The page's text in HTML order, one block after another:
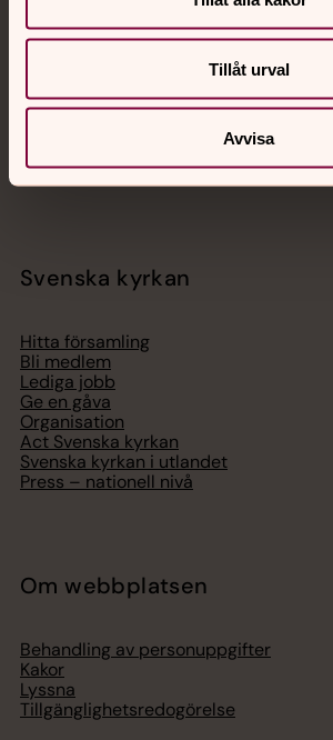
Tillåt urval
Avvisa
Akut samtals- och krisstöd. Prata
med en präst på kvällar och nätter.
Chatt
Telefon 112
Svenska kyrkan
Hitta församling
Bli medlem
Lediga jobb
Ge en gåva
Organisation
Act Svenska kyrkan
Svenska kyrkan i utlandet
Press – nationell nivå
Om webbplatsen
Behandling av personuppgifter
Kakor
Lyssna
Tillgänglighetsredogörelse